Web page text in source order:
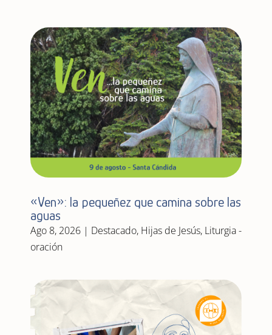
«Ven»: la pequeñez que camina sobre las
aguas
Ago 8, 2026| Destacado, Hijas de Jesús, Liturgia -
oración